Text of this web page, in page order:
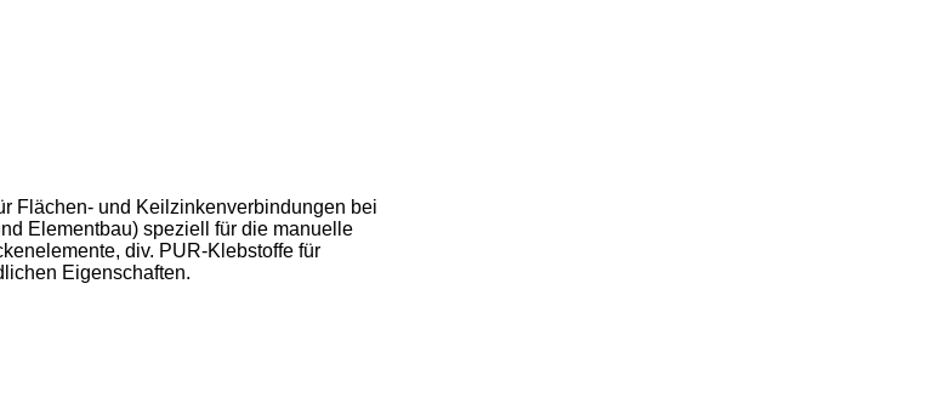
Flächen- und Keilzinkenverbindungen bei
Elementbau) speziell für die manuelle
div. PUR-Klebstoffe für
Eigenschaften.